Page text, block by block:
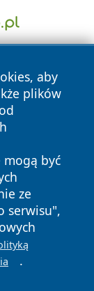
aby
plików
mogą być
ze
serwisu",
.
zastrzeżone.
Polityka
Cookies